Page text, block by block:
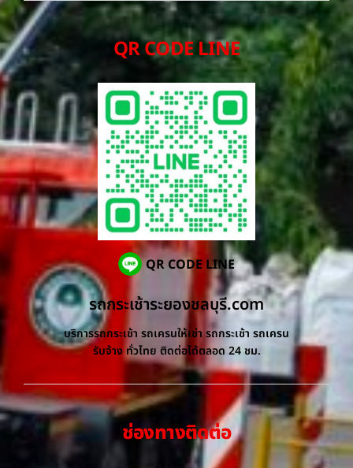
QR CODE LINE
QR CODE LINE
รถกระเช้าระยองชลบุรี.com
บริการรถกระเช้า รถเครนให้เช่า รถกระเช้า รถเครน
รับจ้าง ทั่วไทย ติดต่อได้ตลอด 24 ชม.
ช่องทางติดต่อ